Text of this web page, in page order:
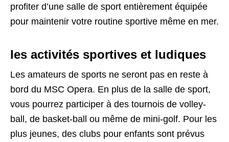
profiter d’une salle de sport entièrement équipée
pour maintenir votre routine sportive même en mer.
les activités sportives et ludiques
Les amateurs de sports ne seront pas en reste à
bord du MSC Opera. En plus de la salle de sport,
vous pourrez participer à des tournois de volley-
ball, de basket-ball ou même de mini-golf. Pour les
plus jeunes, des clubs pour enfants sont prévus